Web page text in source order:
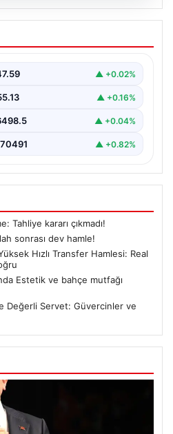
Salah sonrası
▲ +0.02%
▲ +0.16%
▲ +0.04%
▲ +0.82%
Tahliye kararı çıkmadı!
sonrası dev hamle!
Hızlı Transfer Hamlesi: Real
Estetik ve bahçe mutfağı
Değerli Servet: Güvercinler ve